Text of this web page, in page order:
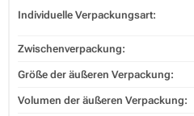
Individuelle Verpackungsart:
Zwischenverpackung:
Größe der äußeren Verpackung:
Volumen der äußeren Verpackung: